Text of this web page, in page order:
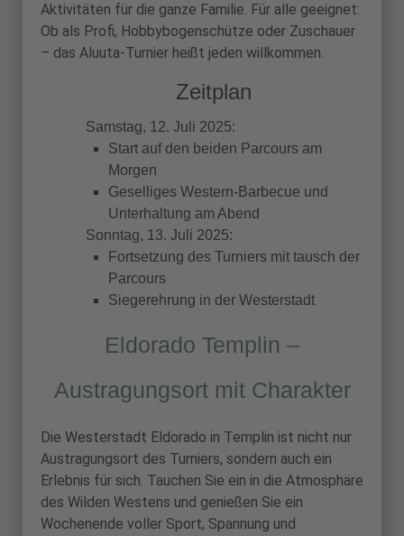
Aktivitäten für die ganze Familie. Für alle geeignet:
Ob als Profi, Hobbybogenschütze oder Zuschauer
– das Aluuta-Turnier heißt jeden willkommen.
Zeitplan
Samstag, 12. Juli 2025:
Start auf den beiden Parcours am
Morgen
Geselliges Western-Barbecue und
Unterhaltung am Abend
Sonntag, 13. Juli 2025:
Fortsetzung des Turniers mit tausch der
Parcours
Siegerehrung in der Westerstadt
Eldorado Templin –
Austragungsort mit Charakter
Die Westerstadt Eldorado in Templin ist nicht nur
Austragungsort des Turniers, sondern auch ein
Erlebnis für sich. Tauchen Sie ein in die Atmosphäre
des Wilden Westens und genießen Sie ein
Wochenende voller Sport, Spannung und